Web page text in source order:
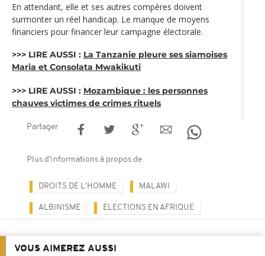
En attendant, elle et ses autres compères doivent
surmonter un réel handicap. Le manque de moyens
financiers pour financer leur campagne électorale.
>>> LIRE AUSSI : La Tanzanie pleure ses siamoises
Maria et Consolata Mwakikuti
>>> LIRE AUSSI : Mozambique : les personnes
chauves victimes de crimes rituels
Partager
Plus d'informations à propos de
DROITS DE L'HOMME MALAWI
ALBINISME ELECTIONS EN AFRIQUE
VOUS AIMEREZ AUSSI